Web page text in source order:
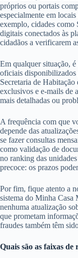
próprios ou portais
especialmente em
exemplo, cidades como
digitais conectados às
cidadãos a verificarem
Em qualquer situação, é
oficiais disponibilizados
Secretaria de
exclusivos e e-mails de
mais detalhadas ou
A frequência com que
depende das
se fazer consultas
como validação de
no ranking das
precoce: os prazos
Por fim, fique atento a
sistema do Minha Casa
nenhuma atualização
que prometam
fraudes também têm
Quais são as faixas